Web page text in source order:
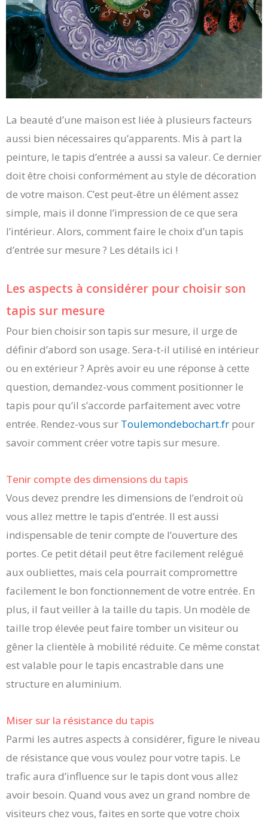
La beauté d’une maison est liée à plusieurs facteurs
aussi bien nécessaires qu’apparents. Mis à part la
peinture, le tapis d’entrée a aussi sa valeur. Ce dernier
doit être choisi conformément au style de décoration
de votre maison. C’est peut-être un élément assez
simple, mais il donne l’impression de ce que sera
l’intérieur. Alors, comment faire le choix d’un tapis
d’entrée sur mesure ? Les détails ici !
Les aspects à considérer pour choisir son
tapis sur mesure
Pour bien choisir son tapis sur mesure, il urge de
définir d’abord son usage. Sera-t-il utilisé en intérieur
ou en extérieur ? Après avoir eu une réponse à cette
question, demandez-vous comment positionner le
tapis pour qu’il s’accorde parfaitement avec votre
entrée. Rendez-vous sur Toulemondebochart.fr pour
savoir comment créer votre tapis sur mesure.
Tenir compte des dimensions du tapis
Vous devez prendre les dimensions de l’endroit où
vous allez mettre le tapis d’entrée. Il est aussi
indispensable de tenir compte de l’ouverture des
portes. Ce petit détail peut être facilement relégué
aux oubliettes, mais cela pourrait compromettre
facilement le bon fonctionnement de votre entrée. En
plus, il faut veiller à la taille du tapis. Un modèle de
taille trop élevée peut faire tomber un visiteur ou
gêner la clientèle à mobilité réduite. Ce même constat
est valable pour le tapis encastrable dans une
structure en aluminium.
Miser sur la résistance du tapis
Parmi les autres aspects à considérer, figure le niveau
de résistance que vous voulez pour votre tapis. Le
trafic aura d’influence sur le tapis dont vous allez
avoir besoin. Quand vous avez un grand nombre de
visiteurs chez vous, faites en sorte que votre choix